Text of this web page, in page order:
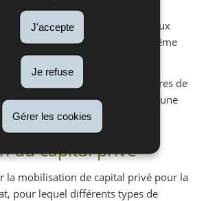
J'accepte
Je refuse
Gérer les cookies
est par ailleurs accordée aux
et des « droits humains », de même
aussi des clarifications en matières de
et sociales et inclut une
du capital privé
la mobilisation de capital privé pour la
pour lequel différents types de